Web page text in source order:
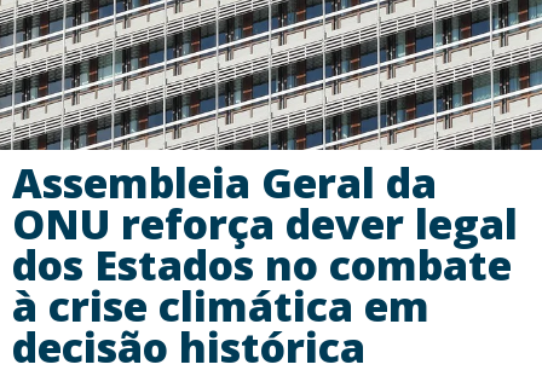
Assembleia Geral da
ONU reforça dever legal
dos Estados no combate
à crise climática em
decisão histórica